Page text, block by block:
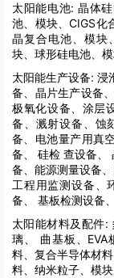
太阳能电池: 晶体
池、模块、CIGS化
晶复合电池、模块
块、球形硅电池、
太阳能生产设备: 浸
备、晶片生产设备
极氧化设备、涂层
备、溅射设备、蚀
备、电池量产用真
备、 硅检 查设备、
备、能源测量设备
工程用监测设备、
备、 基板检测设备
太阳能材料及配件:
璃、 曲基板、
料、复合半导体材
料、纳米粒子、模